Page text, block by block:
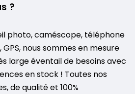
?
photo, caméscope, téléphone
nous sommes en mesure
large éventail de besoins avec
en stock ! Toutes nos
de qualité et 100%